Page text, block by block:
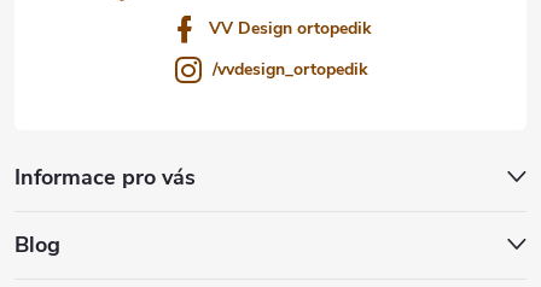
VV Design ortopedik
/vvdesign_ortopedik
Informace pro vás
Blog